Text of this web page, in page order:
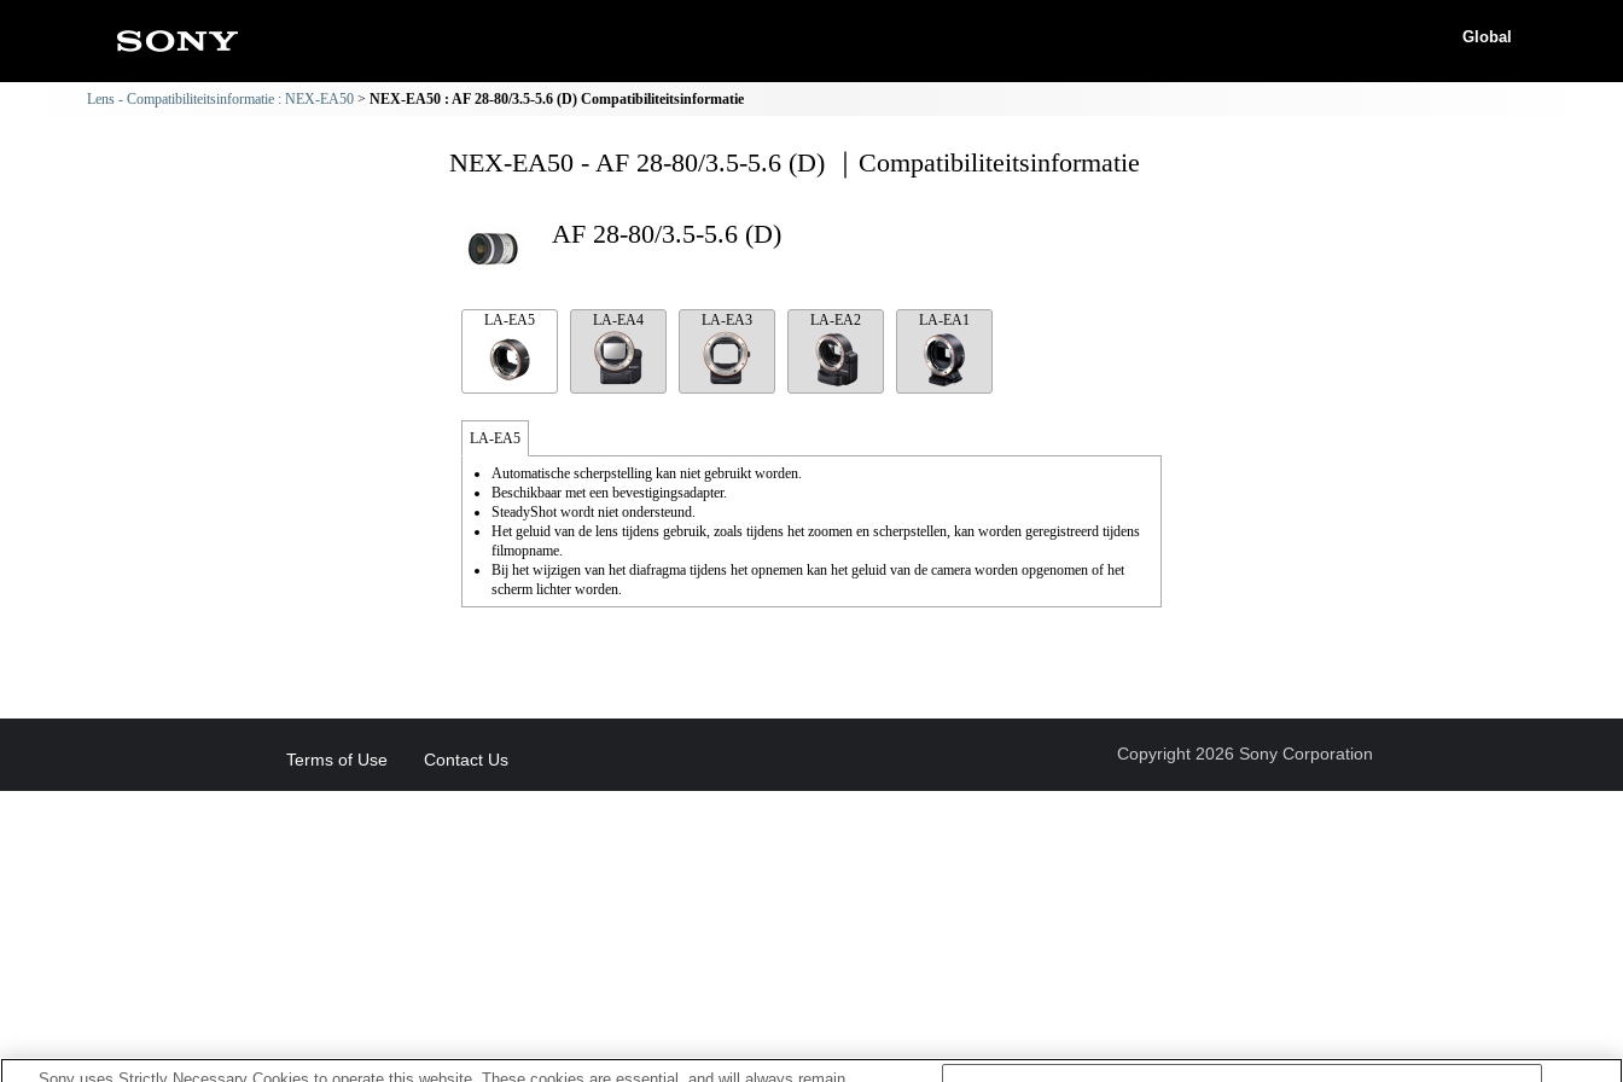
Global
Lens - Compatibiliteitsinformatie : NEX-EA50 NEX-EA50 : AF 28-80/3.5-5.6 (D) Compatibiliteitsinformatie
NEX-EA50 - AF 28-80/3.5-5.6 (D) ｜Compatibiliteitsinformatie
AF 28-80/3.5-5.6 (D)
LA-EA5 LA-EA4 LA-EA3 LA-EA2 LA-EA1
LA-EA5
Automatische scherpstelling kan niet gebruikt worden.
Beschikbaar met een bevestigingsadapter.
SteadyShot wordt niet ondersteund.
Het geluid van de lens tijdens gebruik, zoals tijdens het zoomen en scherpstellen, kan worden geregistreerd tijdens
filmopname.
Bij het wijzigen van het diafragma tijdens het opnemen kan het geluid van de camera worden opgenomen of het
scherm lichter worden.
Terms of Use Contact Us Copyright 2026 Sony Corporation